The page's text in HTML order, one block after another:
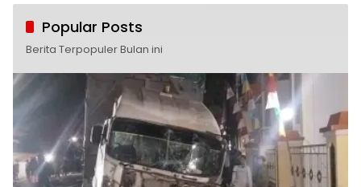
Popular Posts
Berita Terpopuler Bulan ini